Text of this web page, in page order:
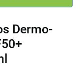
Dermo-